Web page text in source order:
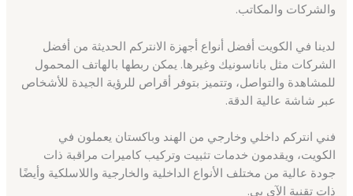
والشركات والمكاتب.
لدينا في الكويت أفضل أنواع أجهزة الانتركم الحديثة من أفضل
الشركات مثل باناسونيك وغيرها. يمكن ربطها بالهاتف المحمول
للمشاهدة والتواصل، وتتميز بتوفر أقراص للرؤية الجيدة للأشخاص
عبر شاشة عالية الدقة.
فني انتركم داخلي وخارجي من الهند وباكستان يعملون في
الكويت، ويقدمون خدمات تثبيت وتركيب كاميرات مراقبة ذات
جودة عالية من مختلف الأنواع الداخلية والخارجية واللاسلكية وأيضًا
ذات تقنية الآي بي.